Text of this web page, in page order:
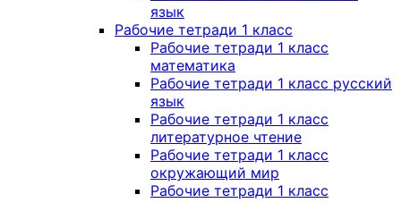
язык
Рабочие тетради 1 класс
Рабочие тетради 1 класс
математика
Рабочие тетради 1 класс русский
язык
Рабочие тетради 1 класс
литературное чтение
Рабочие тетради 1 класс
окружающий мир
Рабочие тетради 1 класс